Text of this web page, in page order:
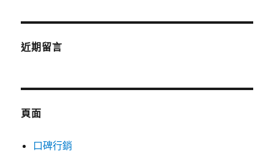
近期留言
頁面
口碑行銷